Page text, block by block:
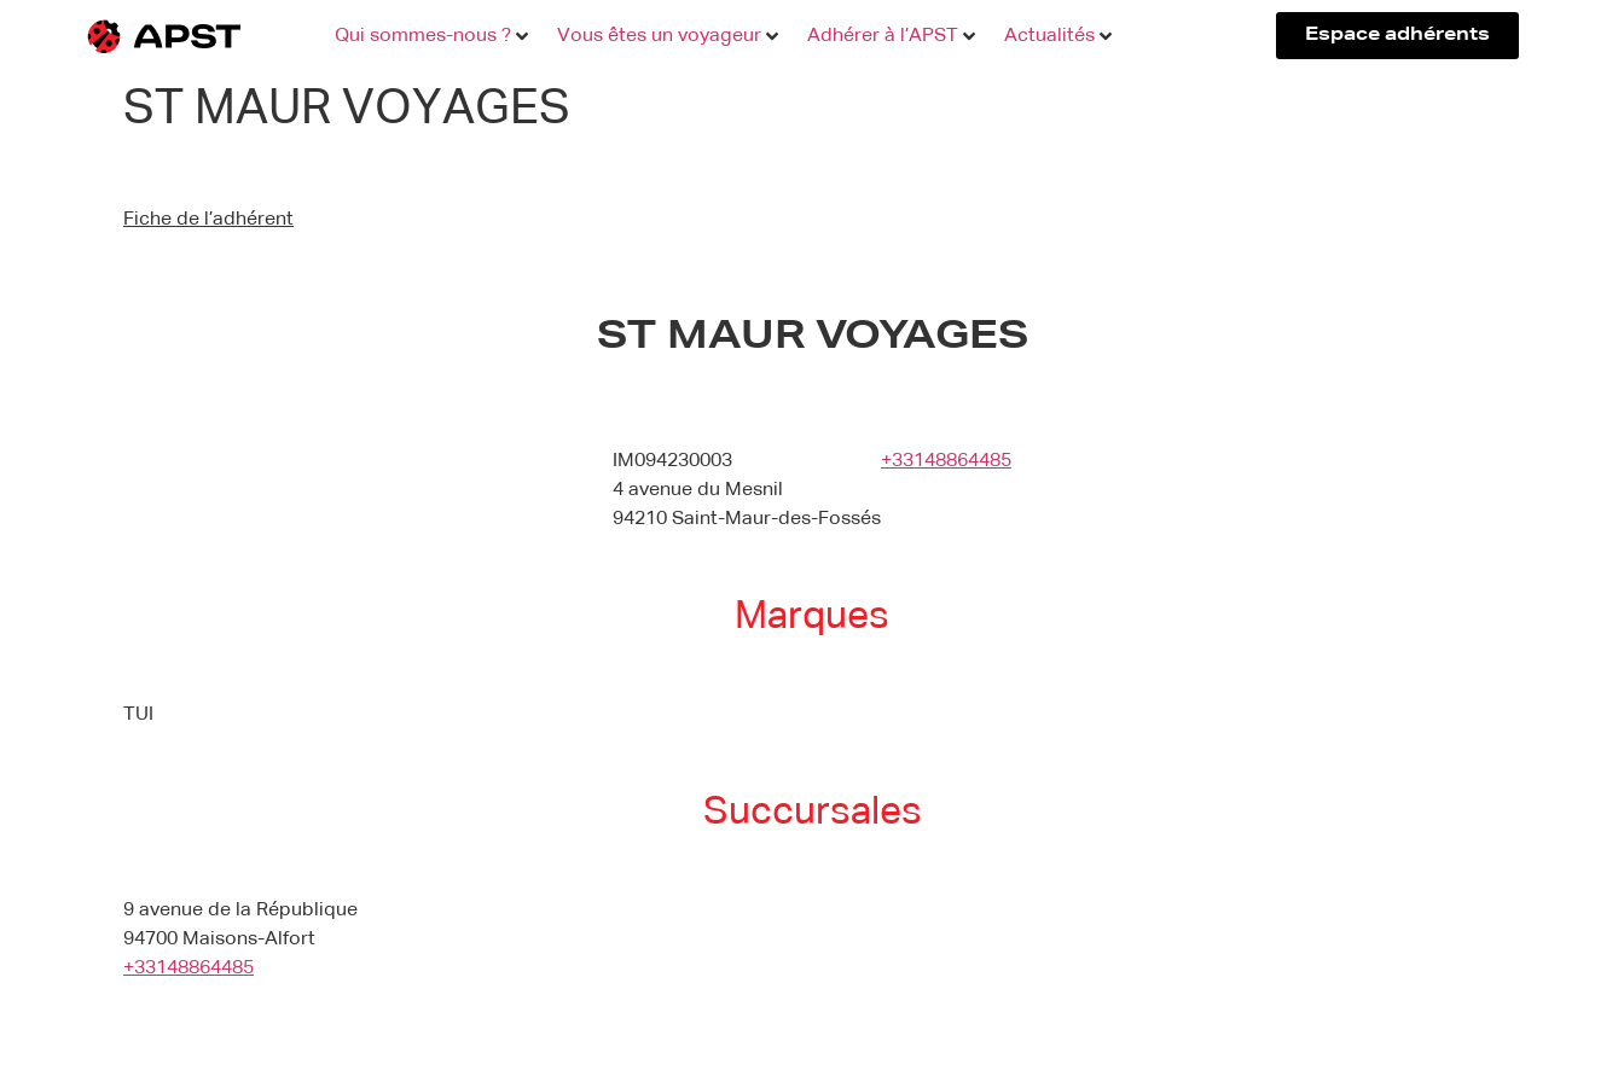
Qui sommes-nous ? Vous êtes un voyageur Adhérer à l’APST Actualités Espace adhérents
ST MAUR VOYAGES
Fiche de l’adhérent
ST MAUR VOYAGES
IM094230003
4 avenue du Mesnil
94210 Saint-Maur-des-Fossés
+33148864485
Marques
TUI
Succursales
9 avenue de la République
94700 Maisons-Alfort
+33148864485